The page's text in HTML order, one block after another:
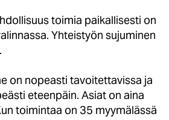
toimia paikallisesti on
Yhteistyön sujuminen
on nopeasti tavoitettavissa ja
eteenpäin. Asiat on aina
toimintaa on 35 myymälässä